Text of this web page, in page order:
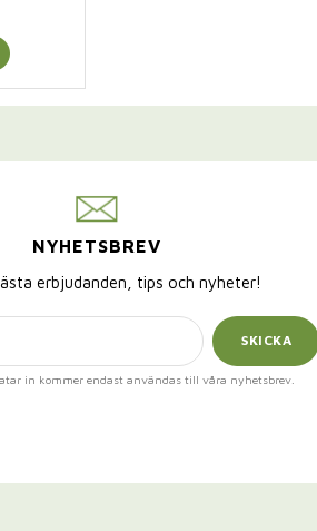
NYHETSBREV
erbjudanden, tips och nyheter!
SKICKA
in kommer endast användas till våra nyhetsbrev.